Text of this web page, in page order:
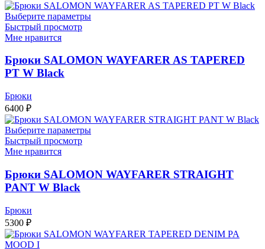
Выберите параметры
Быстрый просмотр
Мне нравится
Брюки SALOMON WAYFARER AS TAPERED
PT W Black
Брюки
6400 ₽
Выберите параметры
Быстрый просмотр
Мне нравится
Брюки SALOMON WAYFARER STRAIGHT
PANT W Black
Брюки
5300 ₽